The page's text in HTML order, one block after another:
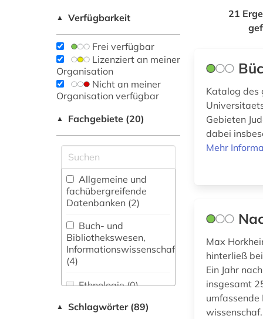
▲ Verfügbarkeit
Frei verfügbar
Lizenziert an meiner
Organisation
Nicht an meiner
Organisation verfügbar
▲ Fachgebiete (20)
Allgemeine und
fachübergreifende
Datenbanken (2)
Buch- und
Bibliothekswesen,
Informationswissenschaft
(4)
Ethnologie (0)
Germanistik.
▲ Schlagwörter (89)
21
Katalog des
Gebieten
dabei
Mehr
Max
hinterließ
Ein Jahr
insgesamt